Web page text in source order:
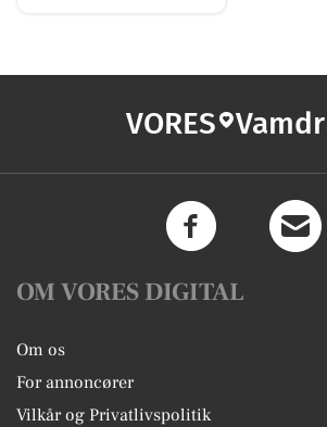
VORES
OM VORES DIGITAL
Om os
For annoncører
Vilkår og Privatlivspolitik